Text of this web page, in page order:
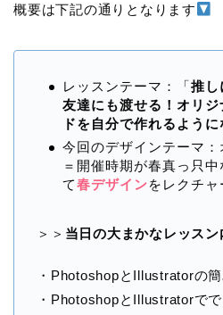
概要は下記の通りとなります
レッスンテーマ：「推し
友達にも渡せる！オリ
ドを自分で作れるように
今回のデザインテーマ
＝開催時期が春真っ只
て春デザインをレクチ
＞＞ 当日の大まかなレッスン
・PhotoshopとIllustratorの
・PhotoshopとIllustratorで